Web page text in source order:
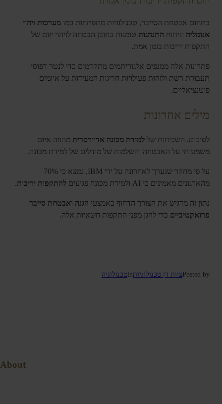
בתחום אבטחת הסייבר, טכנולוגיות מתפתחות כמומערכות זיהוי
אנומליה וניתוח התנהגות טומנות בחובן הבטחה לזיהוי יזום של
התקפות יריבות בזמן אמת.
פתרונות אלה ממנפים אלגוריתמים מתקדמים כדי לנטר דפוסי
תעבורת רשת ולזהות פעילויות חריגות המעידות על איומים
פוטנציאליים.
מילים אחרונות
לסיכום, השכיחות שללמידת מכונה אדוורסרית מהווה איום
משמעותי על האבטחה והשלמות של מודלים של למידת מכונה.
על פי מחקר שנערך לאחרונה על ידי IBM, נמצא כי 70%
מהארגונים מאמינים כי AI ולמידת מכונה פגיעים
להתקפות יריבות.
נתון זה מדגיש את הצורך הדחוף באמצעי הגנה ואבטחת סייבר
פרואקטיביים כדי להגן מפני התקפות חשאיות אלה.
Posted byצוות דן טכנולוגיותinטכנולוגיה
About